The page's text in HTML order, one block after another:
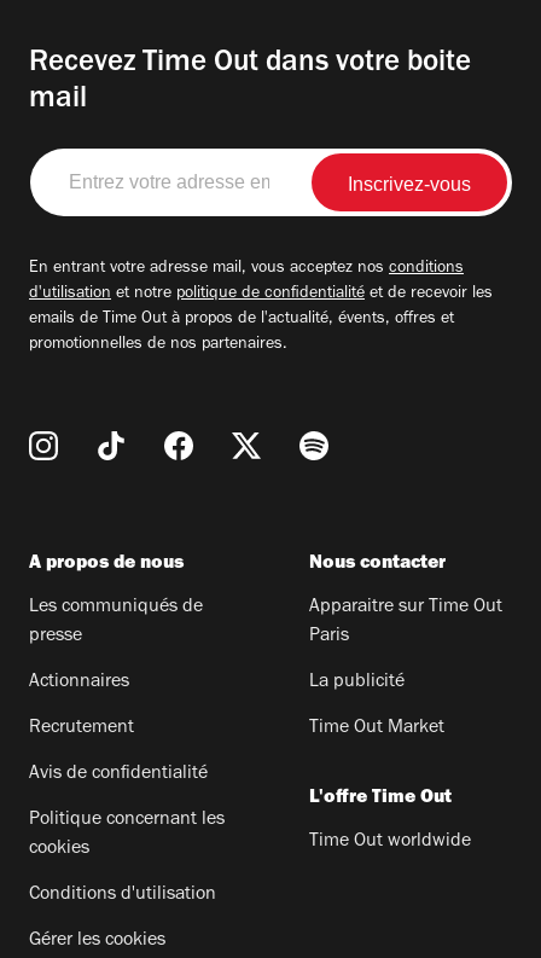
Recevez Time Out dans votre boite
mail
Entrez
votre
adresse
En entrant votre adresse mail, vous acceptez nos conditions
d'utilisation et notre politique de confidentialité et de recevoir les
emails de Time Out à propos de l'actualité, évents, offres et
promotionnelles de nos partenaires.
A propos de nous
Les communiqués de
presse
Actionnaires
Recrutement
Avis de confidentialité
Politique concernant les
cookies
Conditions d'utilisation
Gérer les cookies
Nous contacter
Apparaitre sur Time Out
Paris
La publicité
Time Out Market
L'offre Time Out
Time Out worldwide